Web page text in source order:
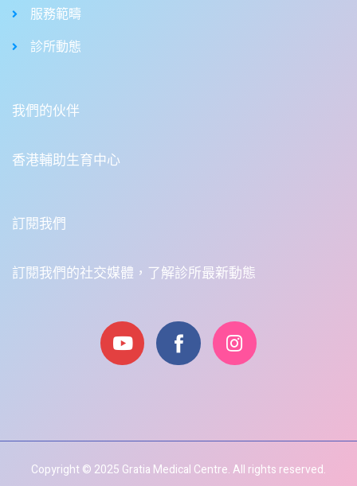
服務範疇
診所動態
我們的伙伴
香港輔助生育中心
訂閱我們
訂閱我們的社交媒體，了解診所最新動態
Copyright © 2025 Gratia Medical Centre. All rights reserved.